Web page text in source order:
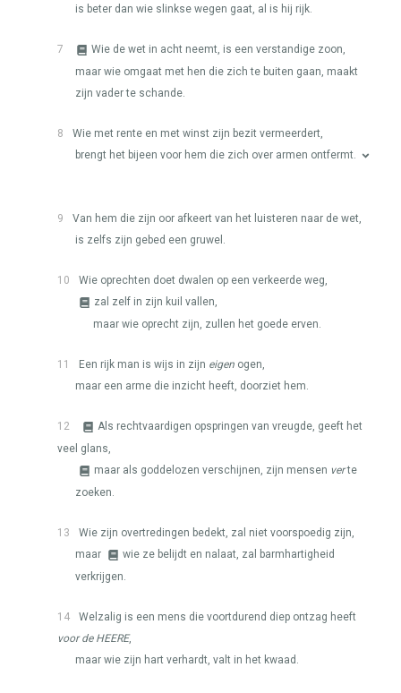
is beter dan wie slinkse wegen gaat, al is hij rijk.
7
Wie de wet in acht neemt, is een verstandige zoon,
maar wie omgaat met hen die zich te buiten gaan, maakt
zijn vader te schande.
8
Wie met rente en met winst zijn bezit vermeerdert,
brengt het bijeen voor hem die zich over armen ontfermt.
9
Van hem die zijn oor afkeert van het luisteren naar de wet,
is zelfs zijn gebed een gruwel.
10
Wie oprechten doet dwalen op een verkeerde weg,
zal zelf in zijn kuil vallen,
maar wie oprecht zijn, zullen het goede erven.
11 Een rijk man is wijs in zijn eigen ogen,
maar een arme die inzicht heeft, doorziet hem.
12
Als rechtvaardigen opspringen van vreugde, geeft het
veel glans,
maar als goddelozen verschijnen, zijn mensen verte
zoeken.
13
Wie zijn overtredingen bedekt, zal niet voorspoedig zijn,
maar
wie ze belijdt en nalaat, zal barmhartigheid
verkrijgen.
14
Welzalig is een mens die voortdurend diep ontzag heeft
voor de HEERE,
maar wie zijn hart verhardt, valt in het kwaad.